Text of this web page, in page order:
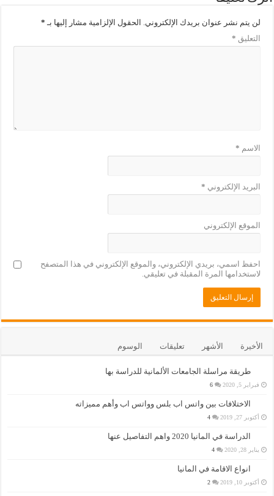
لن يتم نشر عنوان بريدك الإلكتروني. الحقول الإلزامية مشار إليها بـ *
التعليق *
الاسم *
البريد الإلكتروني *
الموقع الإلكتروني
احفظ اسمي، بريدي الإلكتروني، والموقع الإلكتروني في هذا المتصفح
لاستخدامها المرة المقبلة في تعليقي.
الأخيرة الأشهر تعليقات الوسوم
طريقة مراسلة الجامعات الألمانية للدراسة بها
فبراير 5, 2020 6
الاختلافات بين واتس اب بلس وواتس اب وأهم مميزاته
أكتوبر 27, 2019 4
الدراسة في المانيا 2020 واهم التفاصيل عنها
يناير 28, 2020 4
انواع الاقامة في المانيا
أكتوبر 10, 2019 2